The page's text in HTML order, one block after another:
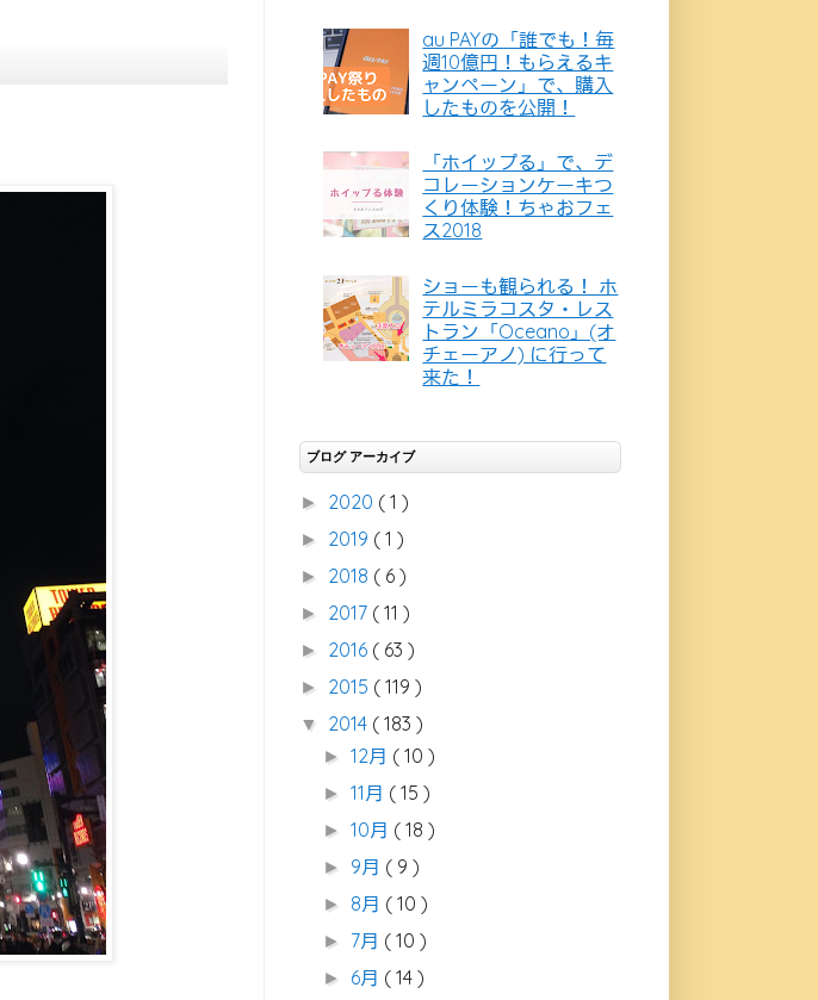
au PAYの「誰でも！毎
週10億円！もらえるキ
ャンペーン」で、購入
したものを公開！
「ホイップる」で、デ
コレーションケーキつ
くり体験！ちゃおフェ
ス2018
ショーも観られる！ ホ
テルミラコスタ・レス
トラン「Oceano」(オ
チェーアノ) に行って
来た！
ブログ アーカイブ
► 2020 ( 1 )
► 2019 ( 1 )
► 2018 ( 6 )
► 2017 ( 11 )
► 2016 ( 63 )
► 2015 ( 119 )
▼ 2014 ( 183 )
►12月 ( 10 )
►11月 ( 15 )
►10月 ( 18 )
► 9月 ( 9 )
► 8月 ( 10 )
► 7月 ( 10 )
► 6月 ( 14 )